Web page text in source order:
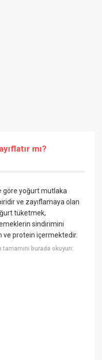
mı?
göre yoğurt mutlaka
ve zayıflamaya olan
tüketmek,
sindirimini
ve protein içermektedir.
tamamını burada okuyun: